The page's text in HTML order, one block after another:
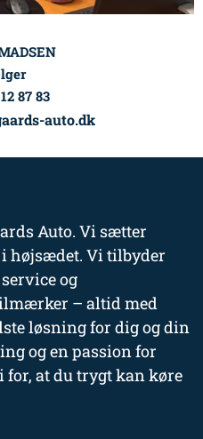
87 83
auto.dk
Auto. Vi sætter
højsædet. Vi tilbyder
og
– altid med
løsning for dig og din
og en passion for
at du trygt kan køre